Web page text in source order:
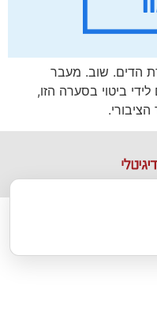
הדים. שוב. מעבר
ביטוי בסערה הזו,